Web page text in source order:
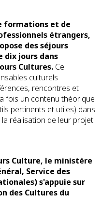
formations et de
étrangers,
des séjours
dix jours dans
Cultures. Ce
culturels
rencontres et
fois un contenu théorique
pertinents et utiles) dans
réalisation de leur projet
Culture, le ministère
Service des
s'appuie sur
des Cultures du